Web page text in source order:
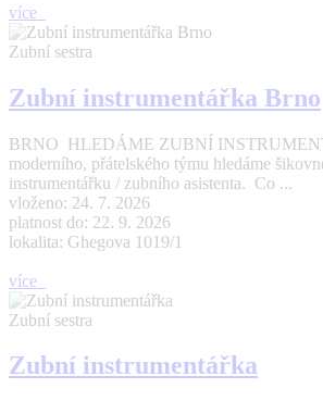
více
Zubní sestra
Zubní instrumentářka Brno
BRNO HLEDÁME ZUBNÍ
moderního, přátelského týmu hledáme
instrumentářku / zubního asistenta. Co ...
vloženo: 24. 7. 2026
platnost do: 22. 9. 2026
lokalita: Ghegova 1019/1
více
Zubní sestra
Zubní instrumentářka